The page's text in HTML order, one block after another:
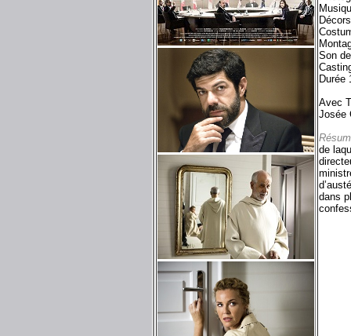
Son
Durée
Avec
Josée
de
dans